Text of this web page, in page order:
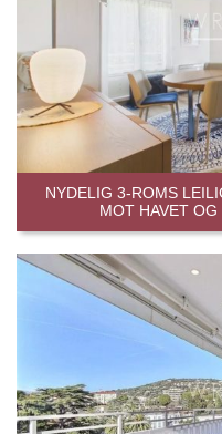
NYDELIG 3-ROMS
MOT HAVET